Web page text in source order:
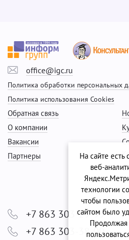
office@igc.ru
Политика обработки персональных
Политика использования Cookies
Обратная связь
О компании
Вакансии
Партнеры
+7 863 303-29-99
+7 863 303-38-00
На сайте есть
веб-
технологии
чтобы
сайтом было